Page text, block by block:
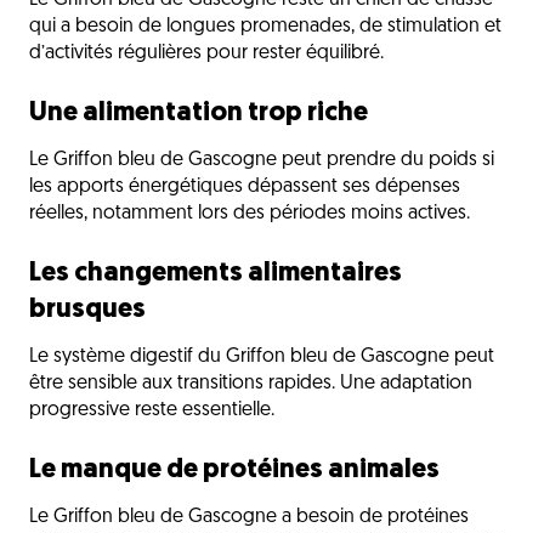
qui a besoin de longues promenades, de stimulation et
d’activités régulières pour rester équilibré.
Une alimentation trop riche
Le Griffon bleu de Gascogne peut prendre du poids si
les apports énergétiques dépassent ses dépenses
réelles, notamment lors des périodes moins actives.
Les changements alimentaires
brusques
Le système digestif du Griffon bleu de Gascogne peut
être sensible aux transitions rapides. Une adaptation
progressive reste essentielle.
Le manque de protéines animales
Le Griffon bleu de Gascogne a besoin de protéines